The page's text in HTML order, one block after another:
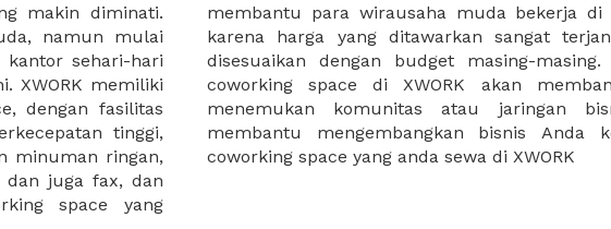
makin diminati.
namun mulai
kantor sehari-hari
XWORK memiliki
dengan fasilitas
tinggi,
minuman ringan,
dan juga fax, dan
space yang
coworking space
dan dapat
Selain itu sewa
Anda untuk
yang dapat
ketika bekerja di
coworking space yang anda sewa di XWORK